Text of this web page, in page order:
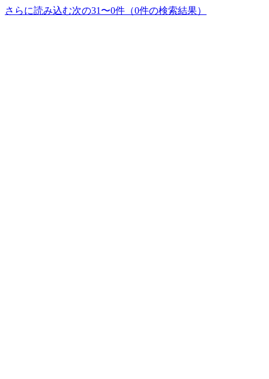
さらに読み込む次の31〜0件（0件の検索結果）